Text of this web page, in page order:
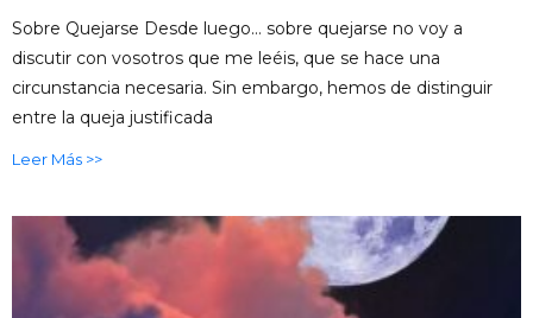
Sobre Quejarse Desde luego… sobre quejarse no voy a
discutir con vosotros que me leéis, que se hace una
circunstancia necesaria. Sin embargo, hemos de distinguir
entre la queja justificada
Leer Más >>